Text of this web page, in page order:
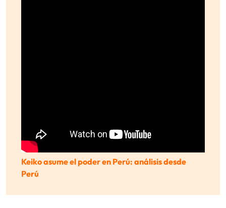
Keiko asume el poder en Perú: análisis desde
Perú